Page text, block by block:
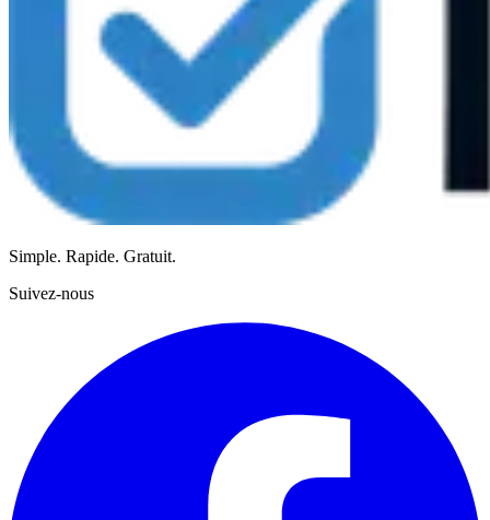
Simple. Rapide. Gratuit.
Suivez-nous